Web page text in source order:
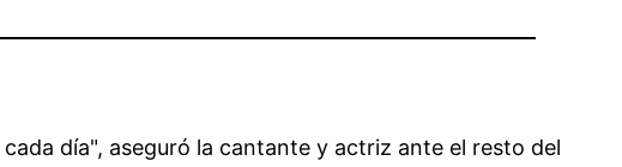
día", aseguró la cantante y actriz ante el resto del